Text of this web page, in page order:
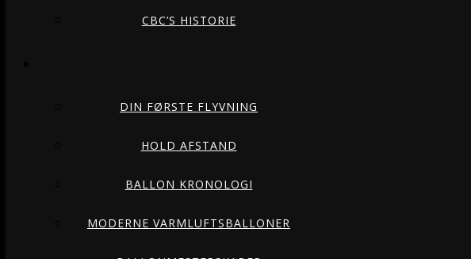
CBC’S HISTORIE
DIN FØRSTE FLYVNING
HOLD AFSTAND
BALLON KRONOLOGI
MODERNE VARMLUFTSBALLONER